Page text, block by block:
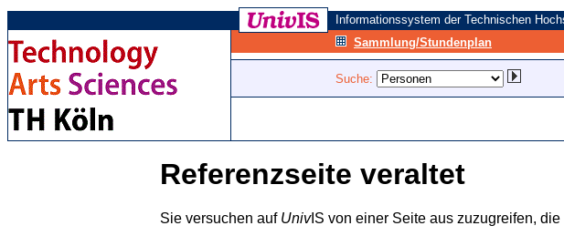
Informationssystem der Technischen
Sammlung/Stundenplan
Suche:
Referenzseite veraltet
Sie versuchen auf UnivIS von einer Seite aus zuzugreifen,